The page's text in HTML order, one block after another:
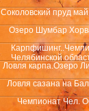
Соколовский пруд май
Озеро Шумбар
Челябинской
Ловля карпа.Озеро
Ловля сазана на
Чемпионат Чел.